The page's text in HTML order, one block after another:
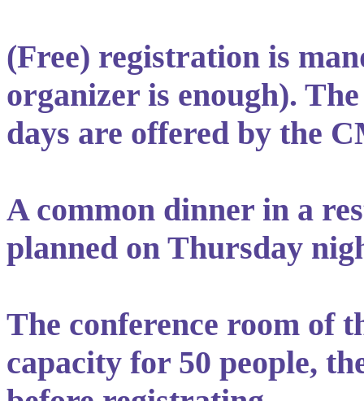
(Free) registration is
organizer is enough).
days are offered by the
A common dinner in a
planned on Thursday
The conference room of
capacity for 50 people,